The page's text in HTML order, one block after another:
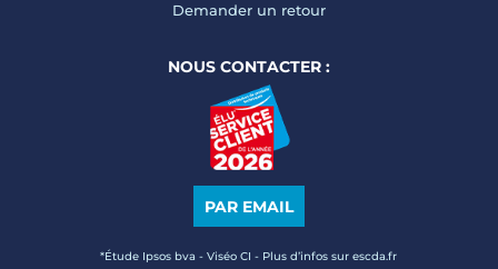
Demander un retour
NOUS CONTACTER :
PAR EMAIL
*Étude Ipsos bva - Viséo CI - Plus d’infos sur escda.fr